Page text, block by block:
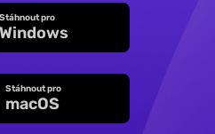
Stáhnout pro
Windows
Stáhnout pro
macOS